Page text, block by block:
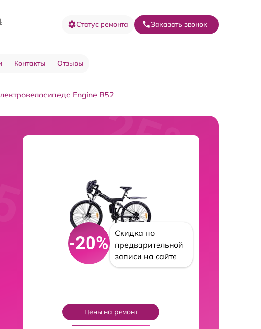
Статус ремонта Заказать звонок
Контакты Отзывы
Engine B52
-20%
Скидка по
предварительной
записи на сайте
Цены на ремонт